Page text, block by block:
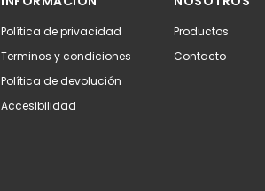
Política de privacidad
Terminos y condiciones
Política de devolución
Accesibilidad
Productos
Contacto